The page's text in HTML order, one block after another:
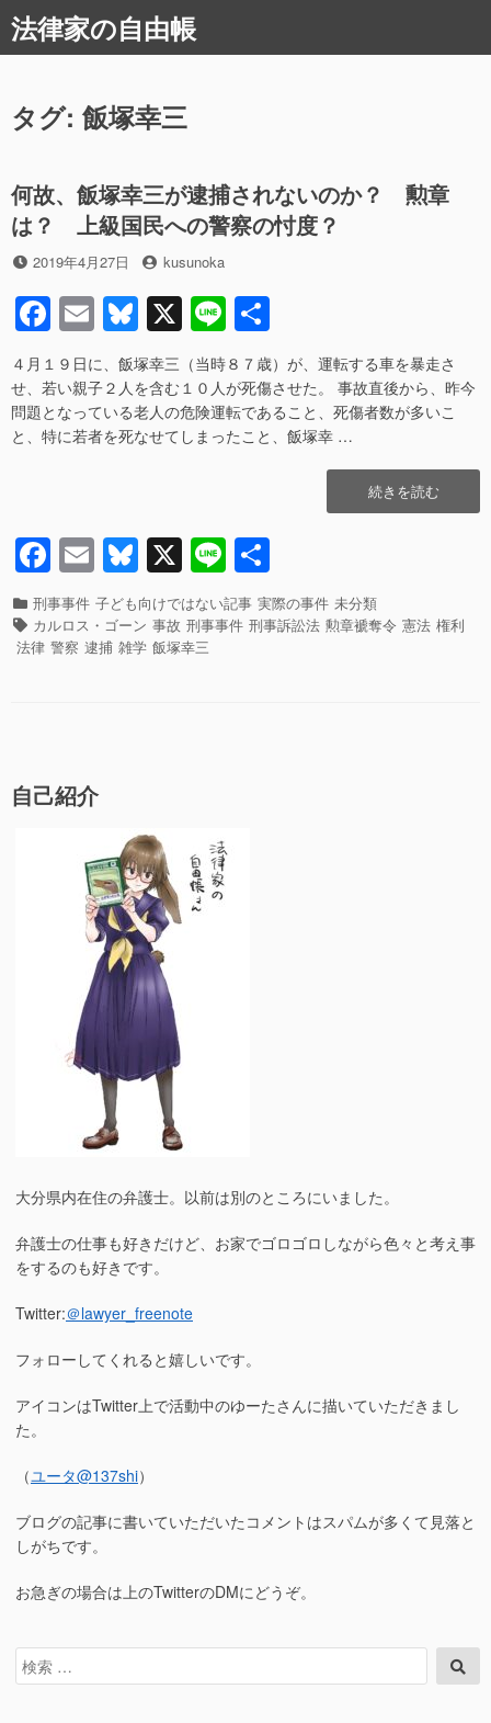
ン
テ
プ
法律家の自由帳
タグ: 飯塚幸三
何故、飯塚幸三が逮捕されないのか？ 勲章
は？ 上級国民への警察の忖度？
投
日
2019年4月27日
投
者
kusunoka
F
a
c
e
b
o
k
E
m
ail
Bl
u
e
sk
y
X Li
n
e
有
４月１９日に、飯塚幸三（当時８７歳）が、運転する車を暴走さ
せ、若い親子２人を含む１０人が死傷させた。 事故直後から、昨今
問題となっている老人の危険運転であること、死傷者数が多いこ
と、特に若者を死なせてしまったこと、飯塚幸 …
“何
故、
三
が
続きを読む
F
a
c
e
k
E
m
ail
Bl
u
e
sk
X Li
n
e
有
カ
テ
ゴ
刑事事件 子ども向けではない記事 実際の事件 未分類
タ
グ
カルロス・ゴーン 事故 刑事事件 刑事訴訟法 勲章褫奪令 憲法 権利
法律 警察 逮捕 雑学 飯塚幸三
自己紹介
大分県内在住の弁護士。以前は別のところにいました。
弁護士の仕事も好きだけど、お家でゴロゴロしながら色々と考え事
をするのも好きです。
Twitter:＠lawyer_freenote
フォローしてくれると嬉しいです。
アイコンはTwitter上で活動中のゆーたさんに描いていただきまし
た。
（ユータ@137shi）
ブログの記事に書いていただいたコメントはスパムが多くて見落と
しがちです。
お急ぎの場合は上のTwitterのDMにどうぞ。
検
索
索